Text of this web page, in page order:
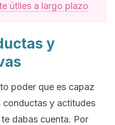
útiles a largo plazo
y
poder que es capaz
conductas y actitudes
dabas cuenta. Por